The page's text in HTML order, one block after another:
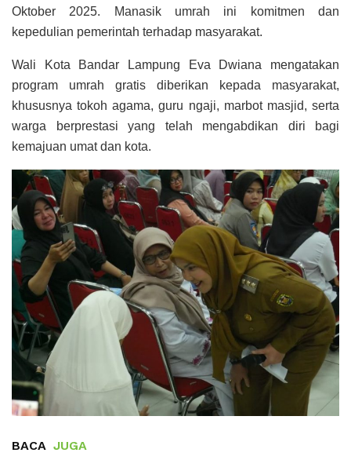
Oktober 2025. Manasik umrah ini komitmen dan
kepedulian pemerintah terhadap masyarakat.
Wali Kota Bandar Lampung Eva Dwiana mengatakan
program umrah gratis diberikan kepada masyarakat,
khususnya tokoh agama, guru ngaji, marbot masjid, serta
warga berprestasi yang telah mengabdikan diri bagi
kemajuan umat dan kota.
BACA JUGA